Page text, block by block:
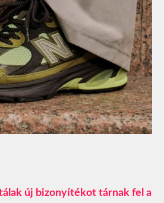
új bizonyítékot tárnak fel a